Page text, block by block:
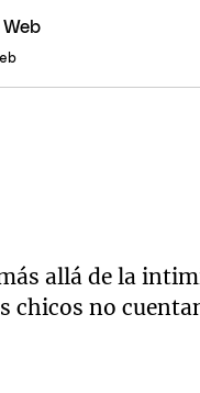
allá de la
chicos no